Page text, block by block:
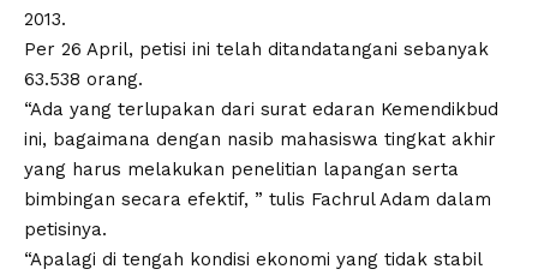
2013.
Per 26 April, petisi ini telah ditandatangani sebanyak
63.538 orang.
“Ada yang terlupakan dari surat edaran Kemendikbud
ini, bagaimana dengan nasib mahasiswa tingkat akhir
yang harus melakukan penelitian lapangan serta
bimbingan secara efektif, ” tulis Fachrul Adam dalam
petisinya.
“Apalagi di tengah kondisi ekonomi yang tidak stabil